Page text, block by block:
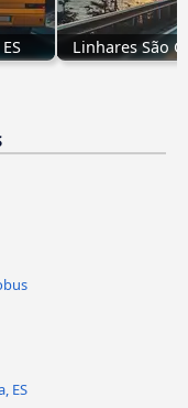
Linhares São
ES